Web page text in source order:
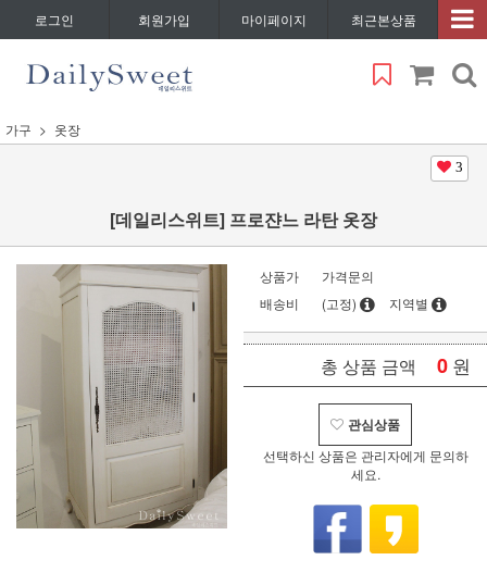
로그인 회원가입 마이페이지 최근본상품
가구 옷장
3
[데일리스위트] 프로쟌느 라탄 옷장
상품가
가격문의
배송비
(고정) 지역별
총 상품 금액 0 원
관심상품
선택하신 상품은 관리자에게 문의하
세요.